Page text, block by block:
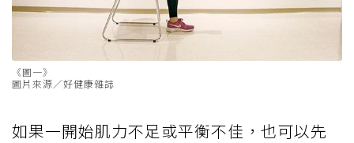
《圖一》
圖片來源／好健康雜誌
如果一開始肌力不足或平衡不佳，也可以先